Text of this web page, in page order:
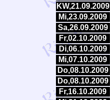
KW,21.09.2009
Mi,23.09.2009
Sa,26.09.2009
Fr,02.10.2009
Di,06.10.2009
Mi,07.10.2009
Do,08.10.2009
Do,08.10.2009
Fr,16.10.2009